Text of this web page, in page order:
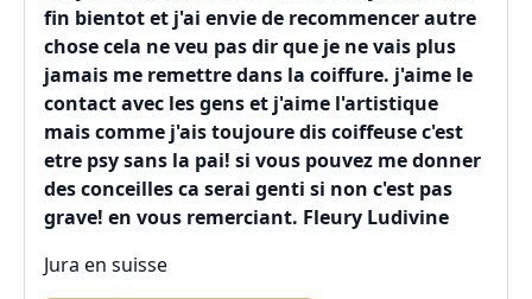
fin bientot et j'ai envie de recommencer autre
chose cela ne veu pas dir que je ne vais plus
jamais me remettre dans la coiffure. j'aime le
contact avec les gens et j'aime l'artistique
mais comme j'ais toujoure dis coiffeuse c'est
etre psy sans la pai! si vous pouvez me donner
des conceilles ca serai genti si non c'est pas
grave! en vous remerciant. Fleury Ludivine
Jura en suisse